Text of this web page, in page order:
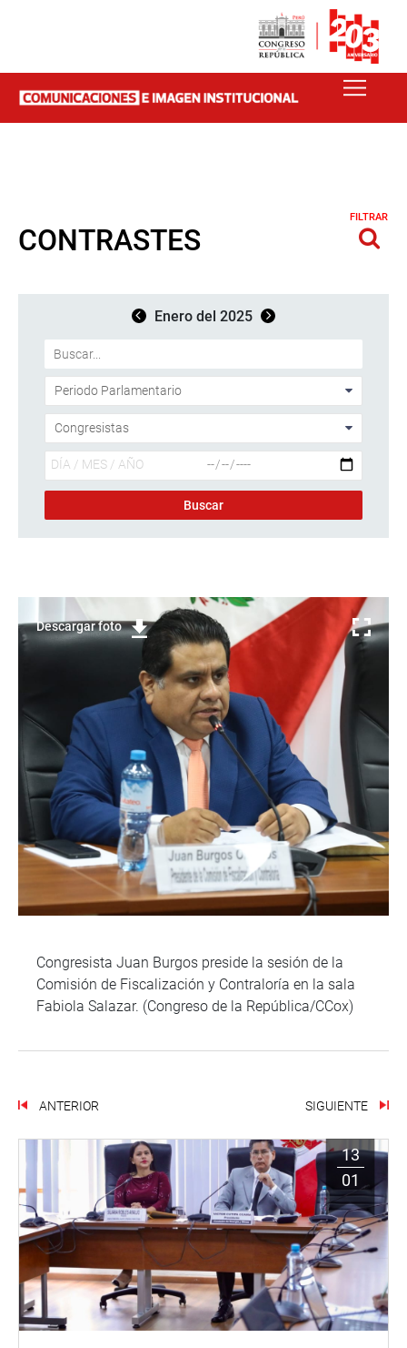
CONTRASTES
FILTRAR
Enero del 2025
Descargar foto
Congresista Juan Burgos preside la sesión de la
Comisión de Fiscalización y Contraloría en la sala
Fabiola Salazar. (Congreso de la República/CCox)
ANTERIOR SIGUIENTE
13
01